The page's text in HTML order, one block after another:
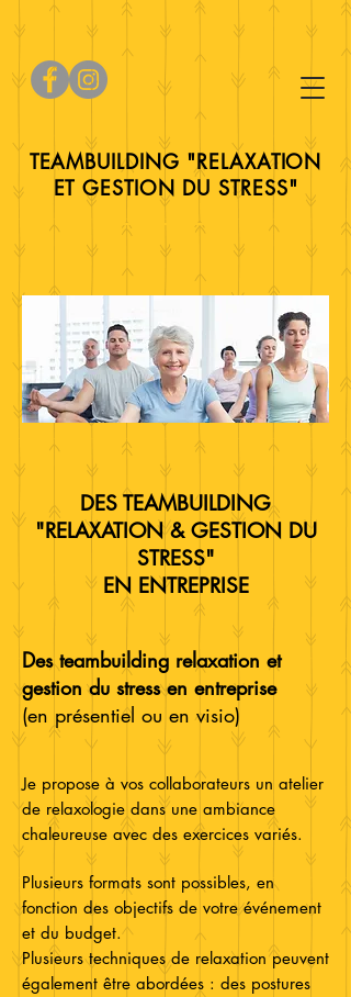
TEAMBUILDING "RELAXATION
ET GESTION DU STRESS"
DES TEAMBUILDING
"RELAXATION & GESTION DU
STRESS"
EN ENTREPRISE
Des teambuilding relaxation et
gestion du stress en entreprise
(en présentiel ou en visio)
Je propose à vos collaborateurs un atelier
de relaxologie dans une ambiance
chaleureuse avec des exercices variés.
Plusieurs formats sont possibles, en
fonction des objectifs de votre événement
et du budget.
Plusieurs techniques de relaxation peuvent
également être abordées : des postures